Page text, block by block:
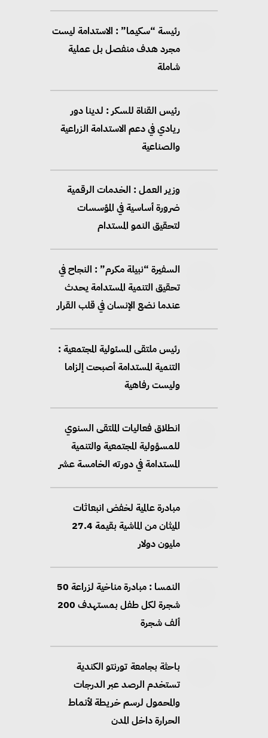
رئيسة “سكيما” : الاستدامة ليست
مجرد هدف منفصل بل عملية
شاملة
رئيس القناة للسكر : لدينا دور
ريادي في دعم الاستدامة الزراعية
والصناعية
وزير العمل : الخدمات الرقمية
ضرورة أساسية في المؤسسات
لتحقيق النمو المستدام
السفيرة “نبيلة مكرم” : النجاح في
تحقيق التنمية المستدامة يحدث
عندما نضع الإنسان في قلب القرار
رئيس ملتقى المسئولية المجتمعية :
التنمية المستدامة أصبحت إلزاما
وليست رفاهية
انطلاق فعاليات الملتقى السنوي
للمسؤولية المجتمعية والتنمية
المستدامة في دورته الخامسة عشر
مبادرة عالمية لخفض انبعاثات
الميثان من الماشية بقيمة 27.4
مليون دولار
النمسا : مبادرة مناخية لزراعة 50
شجرة لكل طفل بمستهدف 200
ألف شجرة
باحثة بجامعة تورنتو الكندية
تستخدم الرصد عبر الدرجات
والمحمول لرسم خريطة لأنماط
الحرارة داخل المدن